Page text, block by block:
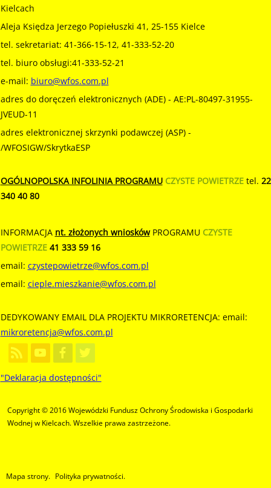
Kielcach
Aleja Księdza Jerzego Popiełuszki 41, 25-155 Kielce
tel. sekretariat: 41-366-15-12, 41-333-52-20
tel. biuro obsługi:41-333-52-21
e-mail: biuro@wfos.com.pl
adres do doręczeń elektronicznych (ADE) - AE:PL-80497-31955-
JVEUD-11
adres elektronicznej skrzynki podawczej (ASP) -
/WFOSIGW/SkrytkaESP
OGÓLNOPOLSKA INFOLINIA PROGRAMUCZYSTE POWIETRZEtel. 22
340 40 80
INFORMACJA nt. złożonych wnioskówPROGRAMU CZYSTE
POWIETRZE41 333 59 16
email: czystepowietrze@wfos.com.pl
email: cieple.mieszkanie@wfos.com.pl
DEDYKOWANY EMAIL DLA PROJEKTU MIKRORETENCJA: email:
mikroretencja@wfos.com.pl
"Deklaracja dostępności"
Copyright © 2016 Wojewódzki Fundusz Ochrony Środowiska i Gospodarki
Wodnej w Kielcach. Wszelkie prawa zastrzeżone.
Mapa strony. Polityka prywatności.